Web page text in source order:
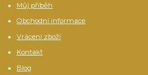
Můj příběh
Obchodní informace
Vrácení zboží
Kontakt
Blog